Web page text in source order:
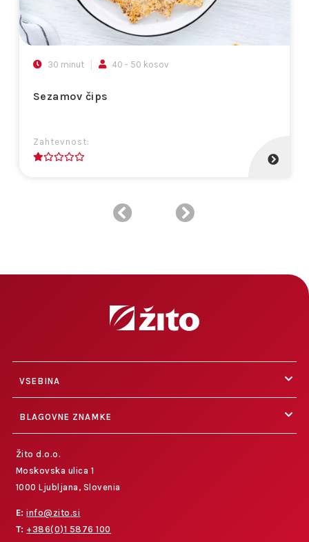
Sezamov čips
Zahtevnost:
30 minut 40 - 50 kosov
VSEBINA
BLAGOVNE ZNAMKE
Žito d.o.o.
Moskovska ulica 1
1000 Ljubljana, Slovenia
E: info@zito.si
T: +386(0)1 5876 100